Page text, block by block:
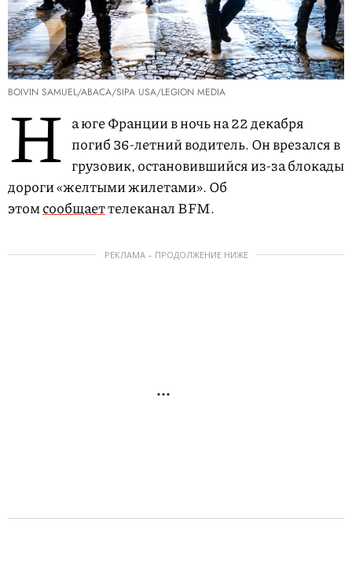
BOIVIN SAMUEL/ABACA/SIPA USA/LEGION MEDIA
Н а юге Франции в ночь на 22 декабря
погиб 36-летний водитель. Он врезался в
грузовик, остановившийся из-за блокады
дороги «желтыми жилетами». Об
этомсообщаеттелеканал BFM.
РЕКЛАМА – ПРОДОЛЖЕНИЕ НИЖЕ